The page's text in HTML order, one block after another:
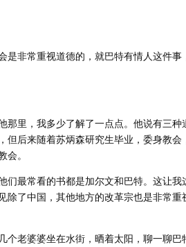
非常重视道德的，就巴特有情人这件事
里，我多少了解了一点点。他说有三种
后来随着苏炳森研究生毕业，委身教会
。
最常看的书都是加尔文和巴特。这让我
了中国，其他地方的改革宗也是非常重
老婆婆坐在水街，晒着太阳，聊一聊巴